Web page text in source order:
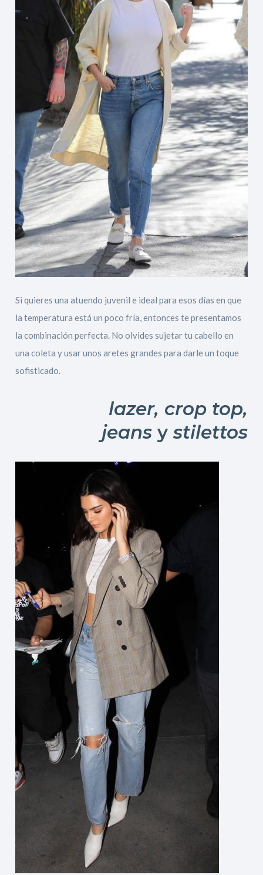
Si quieres una atuendo juvenil e ideal para esos días en que
la temperatura está un poco fría, entonces te presentamos
la combinación perfecta. No olvides sujetar tu cabello en
una coleta y usar unos aretes grandes para darle un toque
sofisticado.
lazer, crop top,
jeans ystilettos